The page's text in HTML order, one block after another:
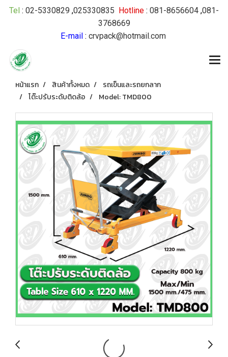
Tel : 02-5330829 ,025330835 Hotline : 081-8656604 ,081-
3768669
E-mail: crvpack@hotmail.com
หน้าแรก สินค้าทั้งหมด
รถเข็นและรถยกลาก
โต๊ะปรับระดับติดล้อ
Model: TMD800